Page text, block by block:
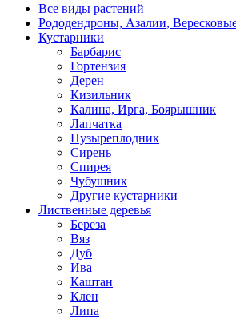
Все виды растений
Рододендроны, Азалии,
Кустарники
Барбарис
Гортензия
Дерен
Кизильник
Калина, Ирга, Боярышник
Лапчатка
Пузыреплодник
Сирень
Спирея
Чубушник
Другие кустарники
Лиственные деревья
Береза
Вяз
Дуб
Ива
Каштан
Клен
Липа